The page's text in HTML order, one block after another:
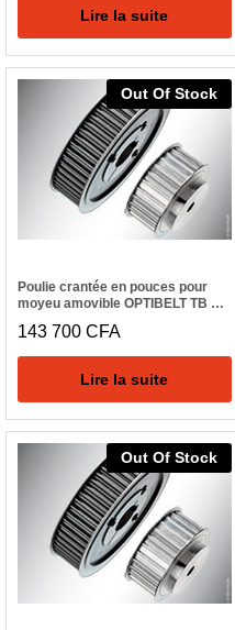
Lire la suite
Out Of Stock
Poulie crantée en pouces pour
moyeu amovible OPTIBELT TB 32
143 700 CFA
Lire la suite
Out Of Stock